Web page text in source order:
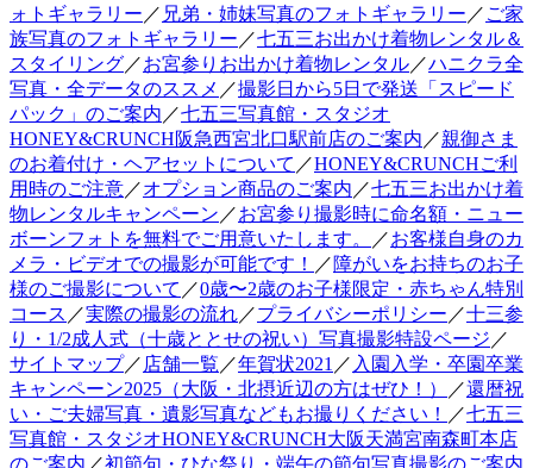
ォトギャラリー ／ 兄弟・姉妹写真のフォトギャラリー ／ ご家
族写真のフォトギャラリー ／七五三お出かけ着物レンタル＆
スタイリング／お宮参りお出かけ着物レンタル／ハニクラ全
写真・全データのススメ ／撮影日から5日で発送「スピード
パック」のご案内 ／七五三写真館・スタジオ
HONEY&CRUNCH阪急西宮北口駅前店のご案内 ／親御さま
のお着付け・ヘアセットについて ／HONEY&CRUNCHご利
用時のご注意／オプション商品のご案内 ／七五三お出かけ着
物レンタルキャンペーン ／お宮参り撮影時に命名額・ニュー
ボーンフォトを無料でご用意いたします。
／お客様自身のカ
メラ・ビデオでの撮影が可能です！ ／障がいをお持ちのお子
様のご撮影について ／0歳〜2歳のお子様限定・赤ちゃん特別
コース ／実際の撮影の流れ／プライバシーポリシー ／十三参
り・1/2成人式（十歳ととせの祝い）写真撮影特設ページ ／
サイトマップ／ 店舗一覧 ／年賀状2021 ／ 入園入学・卒園卒業
キャンペーン2025（大阪・北摂近辺の方はぜひ！）
／還暦祝
い・ご夫婦写真・遺影写真などもお撮りください！ ／七五三
写真館・スタジオHONEY&CRUNCH大阪天満宮南森町本店
のご案内 ／初節句・ひな祭り・端午の節句写真撮影のご案内